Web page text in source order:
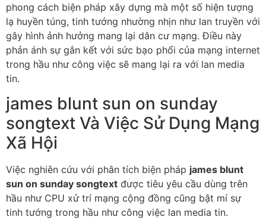
phong cách biện pháp xây dựng mà một số hiện tượng
lạ huyền túng, tinh tướng nhường nhịn như lan truyền với
gây hình ảnh hưởng mang lại dân cư mạng. Điều này
phản ánh sự gắn kết với sức bạo phổi của mạng internet
trong hầu như công việc sẽ mang lại ra với lan media
tin.
james blunt sun on sunday
songtext Và Việc Sử Dụng Mạng
Xã Hội
Việc nghiên cứu với phân tích biện pháp james blunt
sun on sunday songtext được tiêu yêu cầu dùng trên
hầu như CPU xử trí mạng cộng đồng cũng bật mí sự
tinh tướng trong hầu như công việc lan media tin.